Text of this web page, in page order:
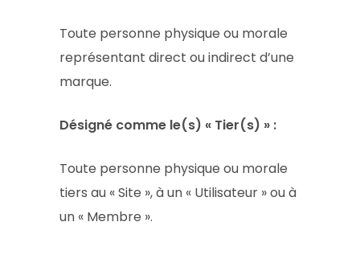
Toute personne physique ou morale
représentant direct ou indirect d’une
marque.
Désigné comme le(s) « Tier(s) » :
Toute personne physique ou morale
tiers au « Site », à un « Utilisateur » ou à
un « Membre ».